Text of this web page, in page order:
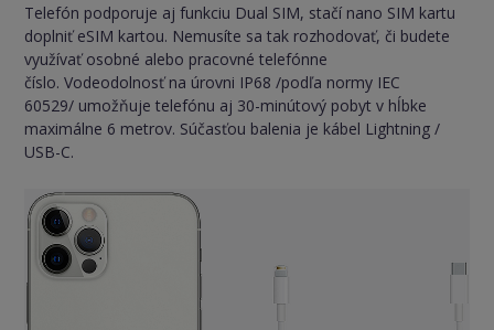
Telefón podporuje aj funkciu Dual SIM, stačí nano SIM kartu
doplniť eSIM kartou. Nemusíte sa tak rozhodovať, či budete
využívať osobné alebo pracovné telefónne
číslo. Vodeodolnosť na úrovni IP68 /podľa normy IEC
60529/ umožňuje telefónu aj 30-minútový pobyt v hĺbke
maximálne 6 metrov. Súčasťou balenia je kábel Lightning /
USB-C.